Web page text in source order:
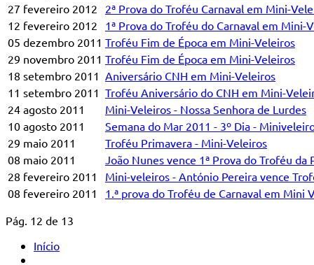
27 fevereiro 2012
2ª Prova do Troféu Carnaval em Mini-
12 fevereiro 2012
1ª Prova do Troféu do Carnaval em Mini-
05 dezembro 2011 Troféu Fim de Época em Mini-Veleiros
29 novembro 2011 Troféu Fim de Época em Mini-Veleiros
18 setembro 2011 Aniversário CNH em Mini-Veleiros
11 setembro 2011 Troféu Aniversário do CNH em Mini-
24 agosto 2011
Mini-Veleiros - Nossa Senhora de Lurdes
10 agosto 2011
Semana do Mar 2011 - 3º Dia -
29 maio 2011
Troféu Primavera - Mini-Veleiros
08 maio 2011
João Nunes vence 1ª Prova do Troféu
28 fevereiro 2011
Mini-veleiros - António Pereira vence
08 fevereiro 2011
1.ª prova do Troféu de Carnaval em Mini
Pág. 12 de 13
Início